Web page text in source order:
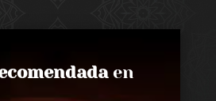
en